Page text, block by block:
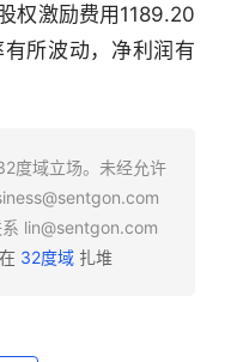
权激励费用1189.20
所波动，净利润有
度域立场。未经允许
lin@sentgon.com
32度域扎堆